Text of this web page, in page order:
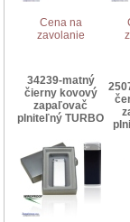
Cena na
zavolanie
34239-matný
čierny kovový
zapaľovač
plniteľný TURBO